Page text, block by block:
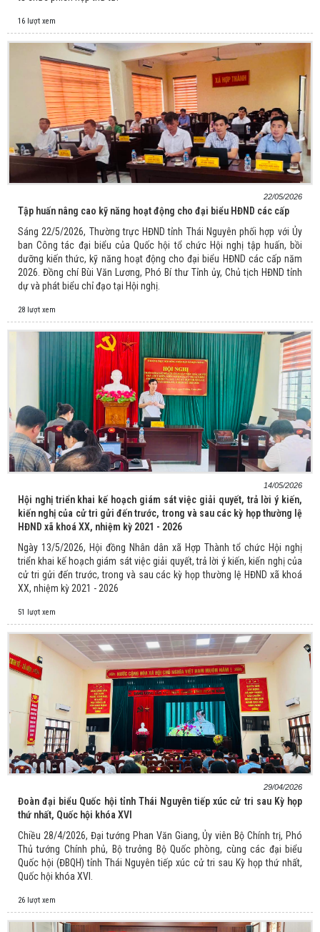
16 lượt xem
22/05/2026
Tập huấn nâng cao kỹ năng hoạt động cho đại biểu HĐND các cấp
Sáng 22/5/2026, Thường trực HĐND tỉnh Thái Nguyên phối hợp với Ủy
ban Công tác đại biểu của Quốc hội tổ chức Hội nghị tập huấn, bồi
dưỡng kiến thức, kỹ năng hoạt động cho đại biểu HĐND các cấp năm
2026. Đồng chí Bùi Văn Lương, Phó Bí thư Tỉnh ủy, Chủ tịch HĐND tỉnh
dự và phát biểu chỉ đạo tại Hội nghị.
28 lượt xem
14/05/2026
Hội nghị triển khai kế hoạch giám sát việc giải quyết, trả lời ý kiến,
kiến nghị của cử tri gửi đến trước, trong và sau các kỳ họp thường lệ
HĐND xã khoá XX, nhiệm kỳ 2021 - 2026
Ngày 13/5/2026, Hội đồng Nhân dân xã Hợp Thành tổ chức Hội nghị
triển khai kế hoạch giám sát việc giải quyết, trả lời ý kiến, kiến nghị của
cử tri gửi đến trước, trong và sau các kỳ họp thường lệ HĐND xã khoá
XX, nhiệm kỳ 2021 - 2026
51 lượt xem
29/04/2026
Đoàn đại biểu Quốc hội tỉnh Thái Nguyên tiếp xúc cử tri sau Kỳ họp
thứ nhất, Quốc hội khóa XVI
Chiều 28/4/2026, Đại tướng Phan Văn Giang, Ủy viên Bộ Chính trị, Phó
Thủ tướng Chính phủ, Bộ trưởng Bộ Quốc phòng, cùng các đại biểu
Quốc hội (ĐBQH) tỉnh Thái Nguyên tiếp xúc cử tri sau Kỳ họp thứ nhất,
Quốc hội khóa XVI.
26 lượt xem